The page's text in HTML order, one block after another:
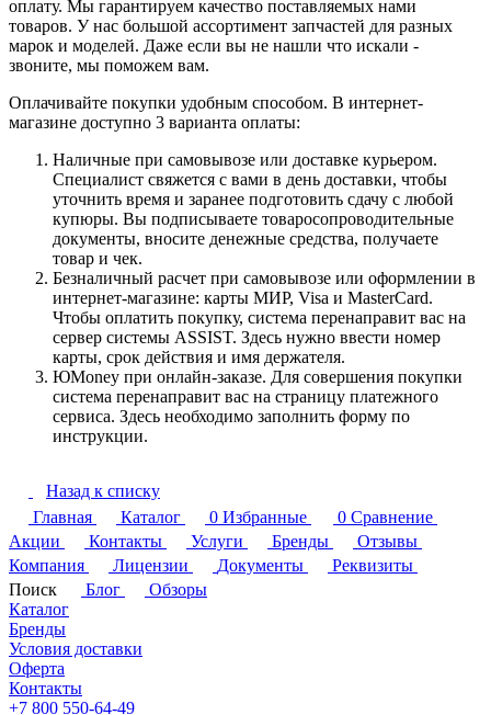
оплату. Мы гарантируем качество поставляемых нами
товаров. У нас большой ассортимент запчастей для разных
марок и моделей. Даже если вы не нашли что искали -
звоните, мы поможем вам.
Оплачивайте покупки удобным способом. В интернет-
магазине доступно 3 варианта оплаты:
Наличные при самовывозе или доставке курьером.
Специалист свяжется с вами в день доставки, чтобы
уточнить время и заранее подготовить сдачу с любой
купюры. Вы подписываете товаросопроводительные
документы, вносите денежные средства, получаете
товар и чек.
Безналичный расчет при самовывозе или оформлении в
интернет-магазине: карты МИР, Visa и MasterCard.
Чтобы оплатить покупку, система перенаправит вас на
сервер системы ASSIST. Здесь нужно ввести номер
карты, срок действия и имя держателя.
ЮMoney при онлайн-заказе. Для совершения покупки
система перенаправит вас на страницу платежного
сервиса. Здесь необходимо заполнить форму по
инструкции.
Назад к списку
Главная
Каталог 0 Избранные 0 Сравнение
Акции
Контакты Услуги Бренды
Отзывы
Компания
Лицензии Документы
Реквизиты
Поиск
Блог
Обзоры
Каталог
Бренды
Условия доставки
Оферта
Контакты
+7 800 550-64-49